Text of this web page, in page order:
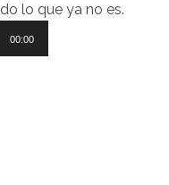
lo que ya no es.
00:00